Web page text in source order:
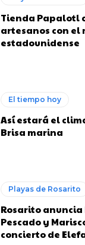
Tienda Papalotl
artesanos con el
estadounidense
El tiempo hoy
Así estará el
Brisa marina
Playas de Rosarito
Rosarito
Pescado y
concierto de